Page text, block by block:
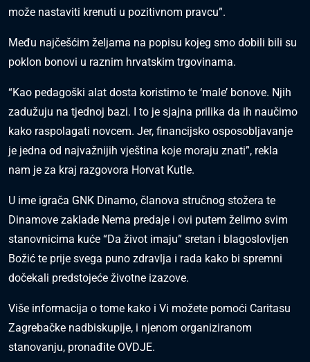
može nastaviti krenuti u pozitivnom pravcu”.
Među najčešćim željama na popisu kojeg smo dobili bili su
poklon bonovi u raznim hrvatskim trgovinama.
“Kao pedagoški alat dosta koristimo te ‘male’ bonove. Njih
zadužuju na tjednoj bazi. I to je sjajna prilika da ih naučimo
kako raspolagati novcem. Jer, financijsko osposobljavanje
je jedna od najvažnijih vještina koje moraju znati”, rekla
nam je za kraj razgovora Horvat Kutle.
U ime igrača GNK Dinamo, članova stručnog stožera te
Dinamove zaklade Nema predaje i ovi putem želimo svim
stanovnicima kuće “Da život imaju” sretan i blagoslovljen
Božić te prije svega puno zdravlja i rada kako bi spremni
dočekali predstojeće životne izazove.
Više informacija o tome kako i Vi možete pomoći Caritasu
Zagrebačke nadbiskupije, i njenom organiziranom
stanovanju, pronađite OVDJE.